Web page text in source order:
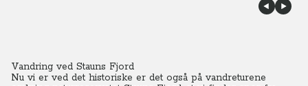
Vandring ved Stauns Fjord
Nu vi er ved det historiske er det også på vandreturene